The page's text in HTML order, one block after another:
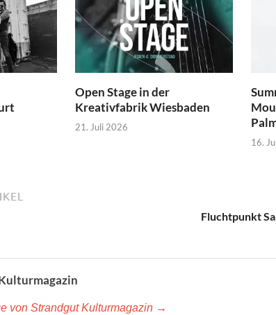
Open Stage in der
Kreativfabrik Wiesbaden
21. Juli 2026
16.
Fluchtpunkt
von Strandgut Kulturmagazin →